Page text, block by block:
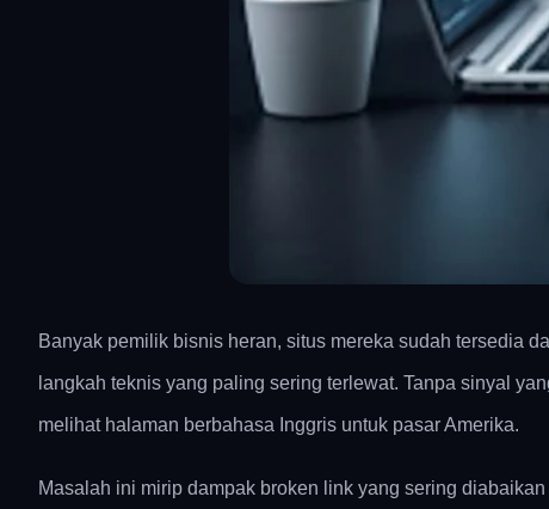
Banyak pemilik bisnis heran, situs mereka sudah tersedia
langkah teknis yang paling sering terlewat. Tanpa sinyal
melihat halaman berbahasa Inggris untuk pasar Amerika.
Masalah ini mirip dampak broken link yang sering